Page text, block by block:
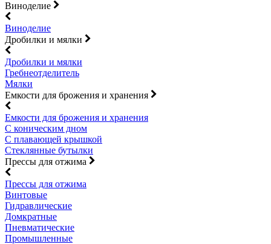
Виноделие
Виноделие
Дробилки и мялки
Дробилки и мялки
Гребнеотделитель
Мялки
Емкости для брожения и хранения
Емкости для брожения и хранения
С коническим дном
С плавающей крышкой
Стеклянные бутылки
Прессы для отжима
Прессы для отжима
Винтовые
Гидравлические
Домкратные
Пневматические
Промышленные